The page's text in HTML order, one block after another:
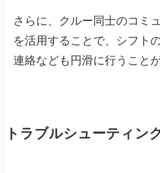
さらに、クルー同士のコミ
を活用することで、シフト
連絡なども円滑に行うこと
トラブルシューティン